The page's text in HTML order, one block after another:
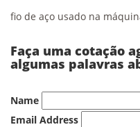
fio de aço usado na
Faça uma cotação
algumas palavras
Name
Email Address